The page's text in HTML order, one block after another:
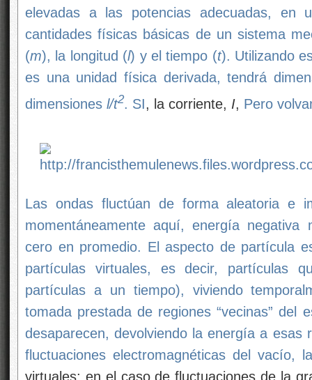
elevadas a las potencias adecuadas, en
cantidades físicas básicas de un sistema
(m), la longitud (l) y el tiempo (t). Utilizando
es una unidad física derivada, tendrá
dimensiones l/t2. SI, la corriente, I, Pero
Las ondas fluctúan de forma aleatoria e
momentáneamente aquí, energía negativa
cero en promedio. El aspecto de partícula
partículas virtuales, es decir, partículas
partículas a un tiempo), viviendo
tomada prestada de regiones “vecinas” del
desaparecen, devolviendo la energía a esas
fluctuaciones electromagnéticas del vacío,
virtuales; en el caso de fluctuaciones de la